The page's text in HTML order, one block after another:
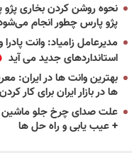
نحوه روشن کردن بخاری
پژو پارس چطور انجام
مدیرعامل زامیاد: وانت
استانداردهای جدید می آید
ها در بازار ایران برای کار کردن
علت صدای چرخ جلو
+ عیب یابی و راه حل ها